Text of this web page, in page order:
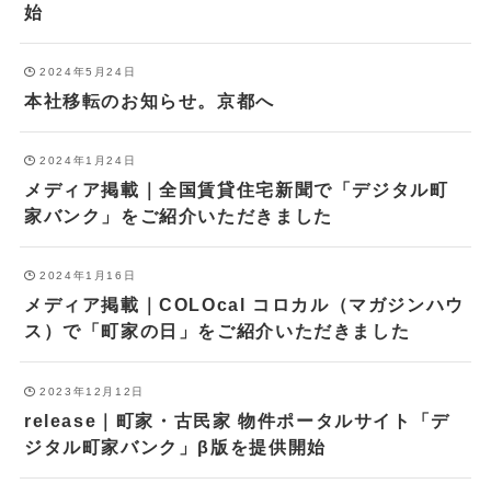
始
2024年5月24日
本社移転のお知らせ。京都へ
2024年1月24日
メディア掲載｜全国賃貸住宅新聞で「デジタル町
家バンク」をご紹介いただきました
2024年1月16日
メディア掲載｜COLOcal コロカル（マガジンハウ
ス）で「町家の日」をご紹介いただきました
2023年12月12日
release｜町家・古民家 物件ポータルサイト「デ
ジタル町家バンク」β版を提供開始